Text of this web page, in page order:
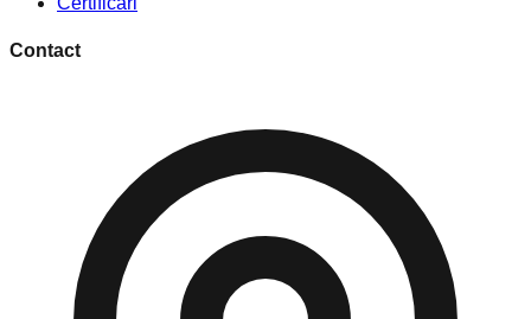
Contact